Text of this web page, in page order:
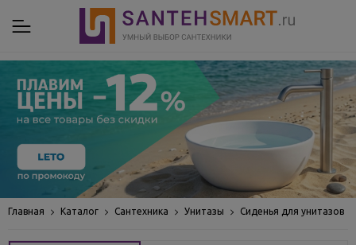
Главная Каталог Сантехника Унитазы Сиденья для унитазов